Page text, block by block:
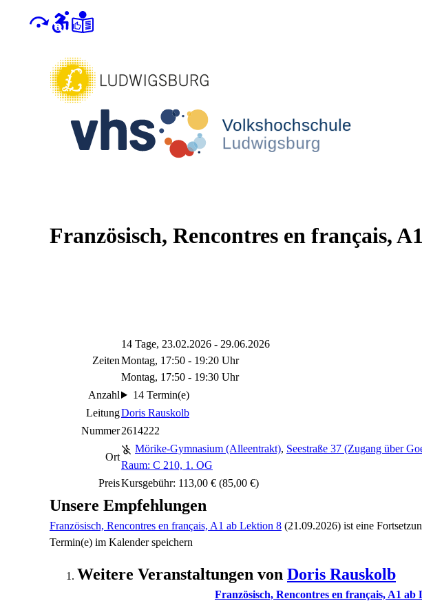
Französisch, Rencontres en français,
Zeiten
14 Tage, 23.02.2026 - 29.06.2026
Montag, 17:50 - 19:20 Uhr
Montag, 17:50 - 19:30 Uhr
Anzahl
14 Termin(e)
LeitungDoris Rauskolb
Nummer2614222
Ort
Mörike-Gymnasium (Alleentrakt), Seestraße 37 (Zugang über
Raum: C 210, 1. OG
PreisKursgebühr: 113,00 € (85,00 €)
Unsere Empfehlungen
Französisch, Rencontres en français, A1 ab Lektion 8 (21.09.2026) ist eine
Termin(e) im Kalender speichern
Weitere Veranstaltungen von Doris Rauskolb
Französisch, Rencontres en français, A1 ab